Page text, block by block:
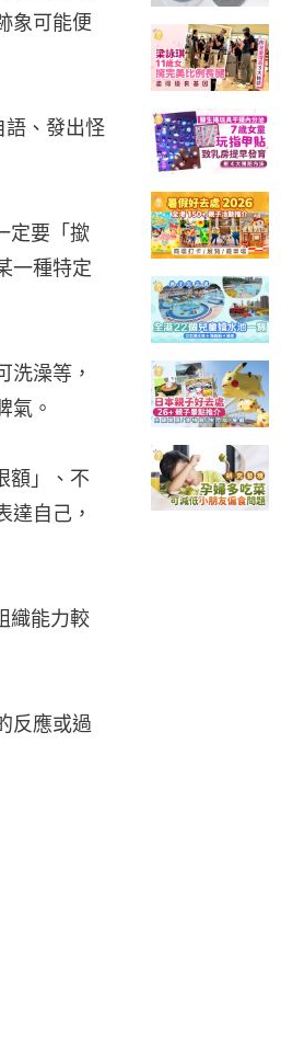
象可能便
語、發出怪
定要「撳
一種特定
洗澡等，
氣。
額」、不
達自己，
織能力較
反應或過